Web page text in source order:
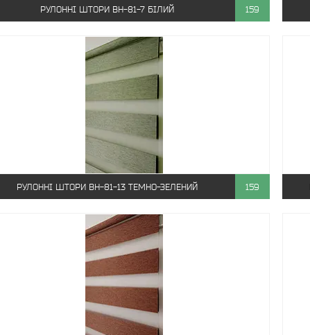
РУЛОННІ ШТОРИ ВН-81-7 БІЛИЙ 159
РУЛОННІ ШТОРИ ВН-81-13 ТЕМНО-ЗЕЛЕНИЙ 159